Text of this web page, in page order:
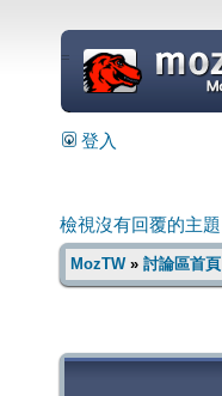
=
登入
檢視沒有回覆的主題
MozTW» 討論區首頁